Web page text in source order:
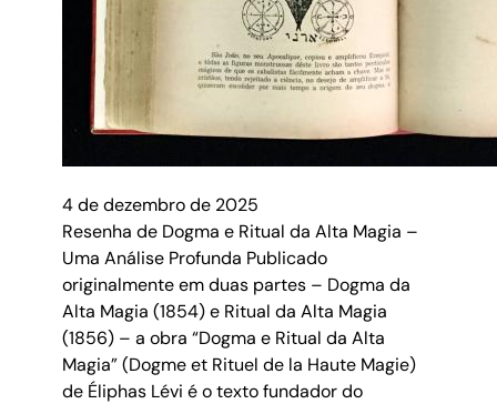
4 de dezembro de 2025
Resenha de Dogma e Ritual da Alta Magia –
Uma Análise Profunda Publicado
originalmente em duas partes – Dogma da
Alta Magia (1854) e Ritual da Alta Magia
(1856) – a obra “Dogma e Ritual da Alta
Magia” (Dogme et Rituel de la Haute Magie)
de Éliphas Lévi é o texto fundador do